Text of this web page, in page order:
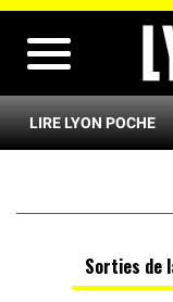
LIRE LYON POCHE
Sorties de